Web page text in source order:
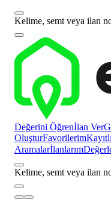
Kelime, semt veya ilan
Değerini Öğrenİlan Ver
OluşturFavorilerimKayıtlı
Aramalarİlanlarım
Kelime, semt veya ilan